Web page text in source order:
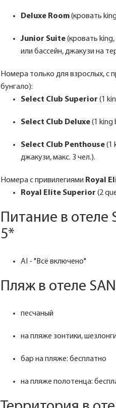
Deluxe Room(кровать
Junior Suite(кровать
или бассейн, джакузи на
Номера только для взрослых, с
бунгало):
Select Club Superior (1
Select Club Deluxe(1 king
Select Club Penthouse(1
джакузи, макс. 3 чел.).
Номера с привилегиями Royal
Royal Elite Superior (2
Питание в отеле
5*
AI - "Всё включено"
Пляж в отеле
песчаный
на пляже зонтики,
бар на пляже: бесплатно
на пляже полотенца: